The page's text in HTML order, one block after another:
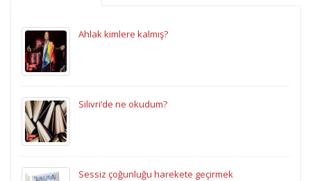
Ahlak kimlere kalmış?
Silivri’de ne okudum?
Sessiz çoğunluğu harekete geçirmek